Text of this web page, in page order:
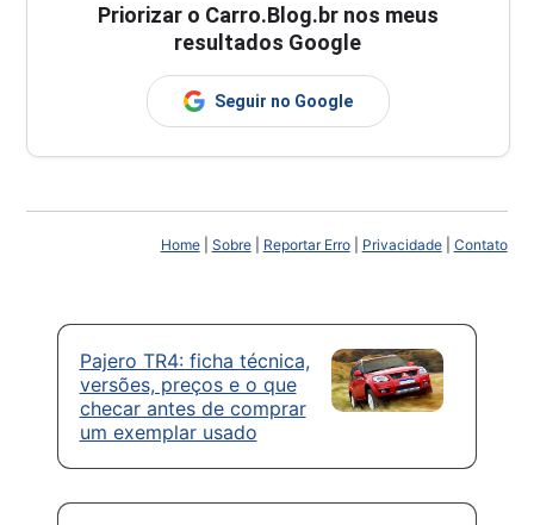
Priorizar o Carro.Blog.br nos meus
resultados Google
Seguir no Google
Home| Sobre| Reportar Erro| Privacidade| Contato
Pajero TR4: ficha técnica,
versões, preços e o que
checar antes de comprar
um exemplar usado